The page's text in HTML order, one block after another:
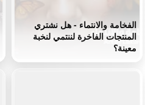
الفخامة والانتماء - هل نشتري
المنتجات الفاخرة لننتمي لنخبة
معينة؟